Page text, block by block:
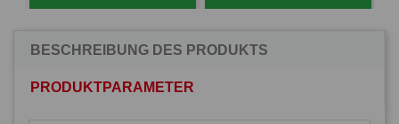
BESCHREIBUNG DES PRODUKTS
PRODUKTPARAMETER